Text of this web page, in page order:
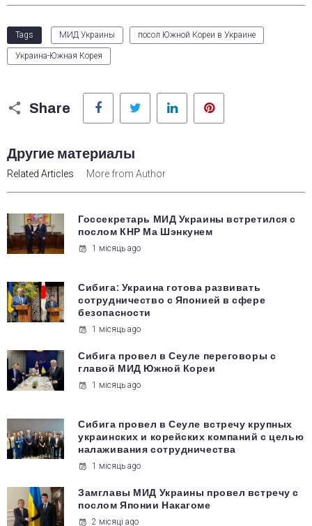
Tags МИД Украины посол Южной Кореи в Украине
Украина-Южная Корея
Share
Facebook Twitter LinkedIn
Другие материалы
Related Articles More from Author
Госсекретарь МИД Украины встретился с
послом КНР Ма Шэнкунем
1 місяць ago
Сибига: Украина готова развивать
сотрудничество с Японией в сфере
безопасности
1 місяць ago
Сибига провел в Сеуле переговоры с
главой МИД Южной Кореи
1 місяць ago
Сибига провел в Сеуле встречу крупных
украинских и корейских компаний с целью
налаживания сотрудничества
1 місяць ago
Замглавы МИД Украины провел встречу с
послом Японии Накагоме
2 місяці ago